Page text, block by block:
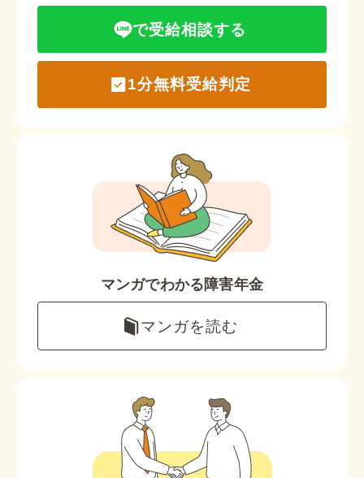
で受給相談する
1分無料受給判定
マンガでわかる障害年金
マンガを読む